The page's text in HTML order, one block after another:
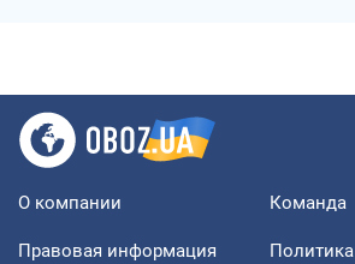
О компании Команда
Правовая информация
Политика